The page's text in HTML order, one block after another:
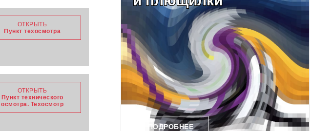
ОТКРЫТЬ
Пункт техосмотра
ОТКРЫТЬ
Пункт технического
осмотра. Техосмотр
ПОДРОБНЕЕ